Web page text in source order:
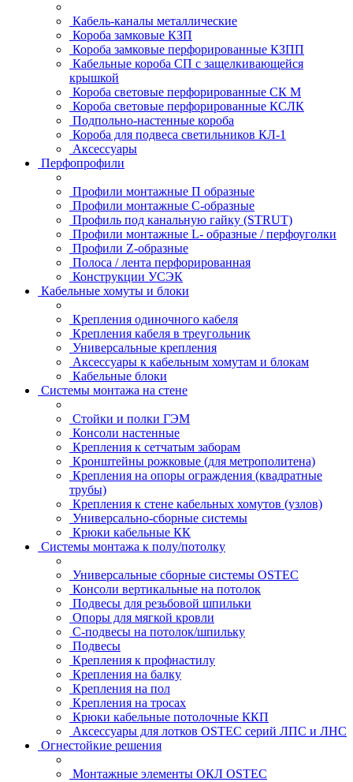
Кабель-каналы металлические
Короба замковые КЗП
Короба замковые перфорированные КЗПП
Кабельные короба СП с защелкивающейся
крышкой
Короба световые перфорированные СК М
Короба световые перфорированные КСЛК
Подпольно-настенные короба
Короба для подвеса светильников КЛ-1
Аксессуары
Перфопрофили
Профили монтажные П образные
Профили монтажные C-образные
Профиль под канальную гайку (STRUT)
Профили монтажные L- образные / перфоуголки
Профили Z-образные
Полоса / лента перфорированная
Конструкции УСЭК
Кабельные хомуты и блоки
Крепления одиночного кабеля
Крепления кабеля в треугольник
Универсальные крепления
Аксессуары к кабельным хомутам и блокам
Кабельные блоки
Системы монтажа на стене
Стойки и полки ГЭМ
Консоли настенные
Крепления к сетчатым заборам
Кронштейны рожковые (для метрополитена)
Крепления на опоры ограждения (квадратные
трубы)
Крепления к стене кабельных хомутов (узлов)
Универсально-сборные системы
Крюки кабельные КК
Системы монтажа к полу/потолку
Универсальные сборные системы OSTEC
Консоли вертикальные на потолок
Подвесы для резьбовой шпильки
Опоры для мягкой кровли
С-подвесы на потолок/шпильку
Подвесы
Крепления к профнастилу
Крепления на балку
Крепления на пол
Крепления на тросах
Крюки кабельные потолочные ККП
Аксессуары для лотков OSTEC серий ЛПС и ЛНС
Огнестойкие решения
Монтажные элементы ОКЛ OSTEC